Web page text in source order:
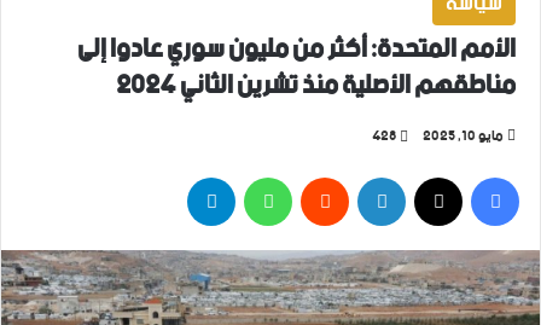
الأمم المتحدة: أكثر من مليون سوري عادوا إلى
مناطقهم الأصلية منذ تشرين الثاني 2024
مايو 10, 2025 428
فيسبوك‫X لينكدإن واتساب